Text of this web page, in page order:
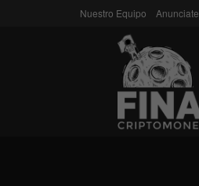
Nuestro Equipo Anunciate